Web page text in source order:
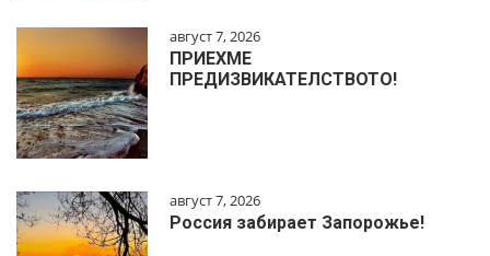
август 7, 2026
ПРИЕХМЕ
ПРЕДИЗВИКАТЕЛСТВОТО!
август 7, 2026
Россия забирает Запорожье!